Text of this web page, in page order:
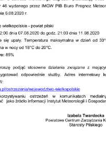
lub firm będących naszymi
usług. Firmy te działają w
nasze treści w postaci
mediów